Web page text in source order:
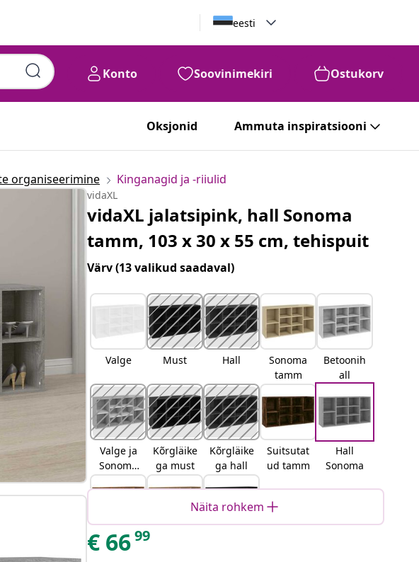
eesti
Konto Soovinimekiri Ostukorv
Oksjonid Ammuta inspiratsiooni
organiseerimine Kinganagid ja -riiulid
vidaXL
vidaXL jalatsipink, hall Sonoma
tamm, 103 x 30 x 55 cm, tehispuit
Värv(13 valikud saadaval)
Valge Must Hall
Sonoma
tamm
Betoonih
all
Valge ja
Sonoma
tamm
Kõrgläike
ga must
Kõrgläike
ga hall
Suitsutat
ud tamm
Hall
Sonoma
Vana puit
Näita rohkem
€ 6699